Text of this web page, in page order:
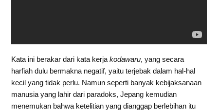
Kata ini berakar dari kata kerja kodawaru, yang secara
harfiah dulu bermakna negatif, yaitu terjebak dalam hal-hal
kecil yang tidak perlu. Namun seperti banyak kebijaksanaan
manusia yang lahir dari paradoks, Jepang kemudian
menemukan bahwa ketelitian yang dianggap berlebihan itu